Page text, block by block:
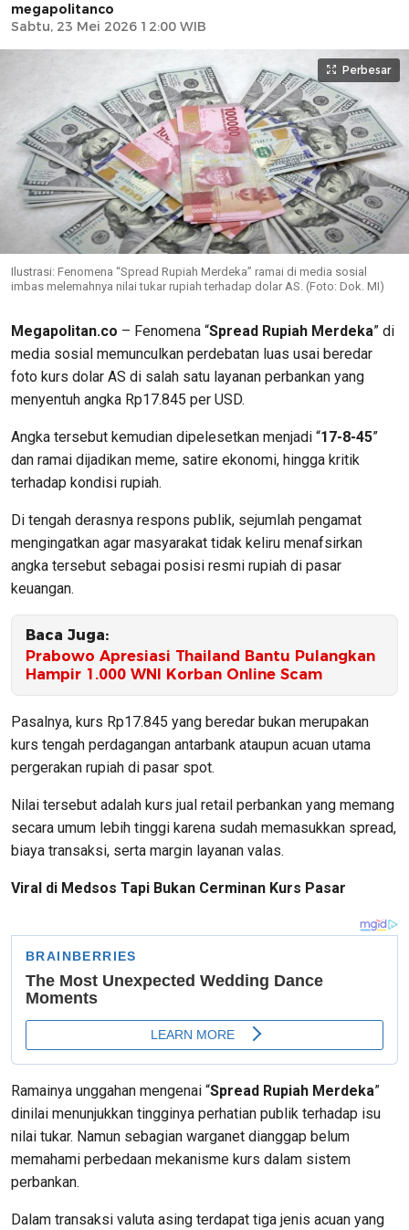
megapolitanco
Sabtu, 23 Mei 2026 12:00 WIB
Perbesar
Ilustrasi: Fenomena “Spread Rupiah Merdeka” ramai di media sosial
imbas melemahnya nilai tukar rupiah terhadap dolar AS. (Foto: Dok. MI)
Megapolitan.co – Fenomena “Spread Rupiah Merdeka” di
media sosial memunculkan perdebatan luas usai beredar
foto kurs dolar AS di salah satu layanan perbankan yang
menyentuh angka Rp17.845 per USD.
Angka tersebut kemudian dipelesetkan menjadi “17-8-45”
dan ramai dijadikan meme, satire ekonomi, hingga kritik
terhadap kondisi rupiah.
Di tengah derasnya respons publik, sejumlah pengamat
mengingatkan agar masyarakat tidak keliru menafsirkan
angka tersebut sebagai posisi resmi rupiah di pasar
keuangan.
Baca Juga:
Prabowo Apresiasi Thailand Bantu Pulangkan
Hampir 1.000 WNI Korban Online Scam
Pasalnya, kurs Rp17.845 yang beredar bukan merupakan
kurs tengah perdagangan antarbank ataupun acuan utama
pergerakan rupiah di pasar spot.
Nilai tersebut adalah kurs jual retail perbankan yang memang
secara umum lebih tinggi karena sudah memasukkan spread,
biaya transaksi, serta margin layanan valas.
Viral di Medsos Tapi Bukan Cerminan Kurs Pasar
Ramainya unggahan mengenai “Spread Rupiah Merdeka”
dinilai menunjukkan tingginya perhatian publik terhadap isu
nilai tukar. Namun sebagian warganet dianggap belum
memahami perbedaan mekanisme kurs dalam sistem
perbankan.
Dalam transaksi valuta asing terdapat tiga jenis acuan yang